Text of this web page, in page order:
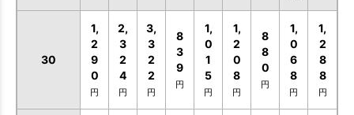
30
1,
2
9
0
円
2,
3
2
4
円
3,
3
2
2
円
8
3
9
円
1,
0
1
5
円
1,
2
0
8
円
8
8
0
円
1,
0
6
8
円
1,
2
8
8
円